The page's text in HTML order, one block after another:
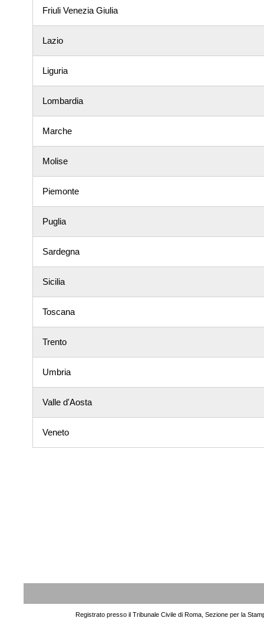
Friuli Venezia Giulia
Lazio
Liguria
Lombardia
Marche
Molise
Piemonte
Puglia
Sardegna
Sicilia
Toscana
Trento
Umbria
Valle d'Aosta
Veneto
Registrato presso il Tribunale Civile di Roma, Sezione per la